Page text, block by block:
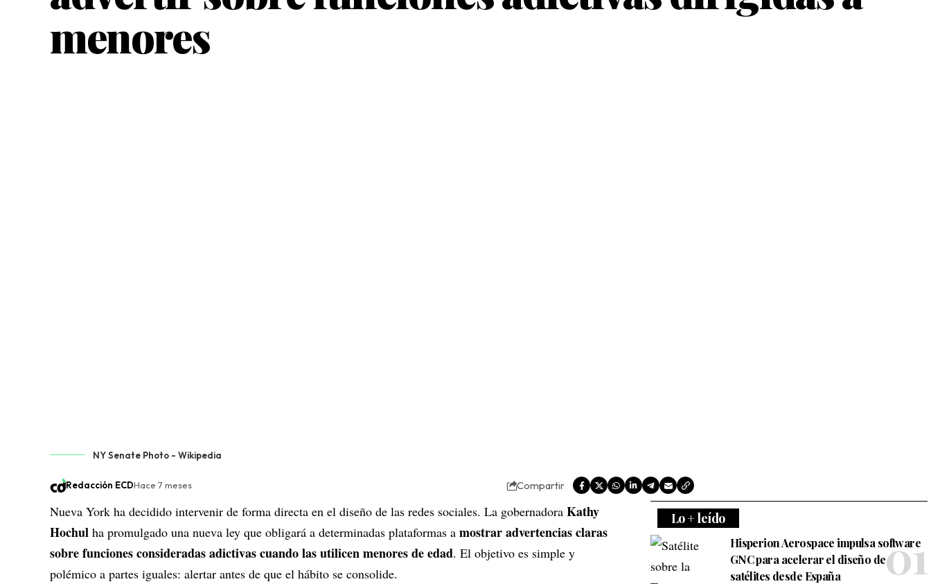
menores
NY Senate Photo - Wikipedia
Redacción ECDHace 7 meses Compartir
Nueva York ha decidido intervenir de forma directa en el diseño de las redes sociales. La gobernadora Kathy
Hochul ha promulgado una nueva ley que obligará a determinadas plataformas a mostrar advertencias claras
sobre funciones consideradas adictivas cuando las utilicen menores de edad. El objetivo es simple y
polémico a partes iguales: alertar antes de que el hábito se consolide.
Lo + leído
Hisperion Aerospace impulsa software
GNC para acelerar el diseño de
satélites desde España